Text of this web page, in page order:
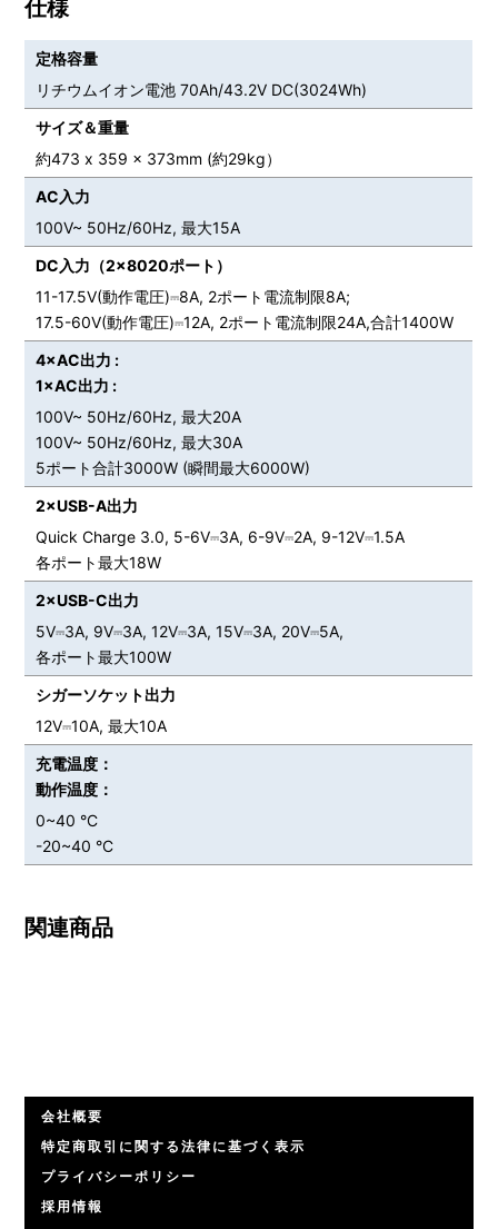
仕様
定格容量
リチウムイオン電池 70Ah/43.2V DC(3024Wh)
サイズ＆重量
約473 x 359 x 373mm (約29kg）
AC入力
100V~ 50Hz/60Hz, 最大15A
DC入力（2×8020ポート）
11-17.5V(動作電圧)⎓8A, 2ポート電流制限8A;
17.5-60V(動作電圧)⎓12A, 2ポート電流制限24A,合計1400W
4×AC出力 :
1×AC出力 :
100V~ 50Hz/60Hz, 最大20A
100V~ 50Hz/60Hz, 最大30A
5ポート合計3000W (瞬間最大6000W)
2×USB-A出力
Quick Charge 3.0, 5-6V⎓3A, 6-9V⎓2A, 9-12V⎓1.5A
各ポート最大18W
2×USB-C出力
5V⎓3A, 9V⎓3A, 12V⎓3A, 15V⎓3A, 20V⎓5A,
各ポート最大100W
シガーソケット出力
12V⎓10A, 最大10A
充電温度：
動作温度：
0~40 °C
-20~40 °C
関連商品
会社概要
特定商取引に関する法律に基づく表示
プライバシーポリシー
採用情報